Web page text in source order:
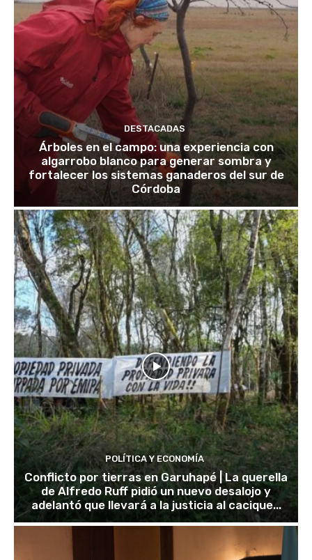
DESTACADAS
Árboles en el campo: una experiencia con
algarrobo blanco para generar sombra y
fortalecer los sistemas ganaderos del sur de
Córdoba
POLÍTICA Y ECONOMÍA
Conflicto por tierras en Garuhapé | La querella
de Alfredo Ruff pidió un nuevo desalojo y
adelantó que llevará a la justicia al cacique...